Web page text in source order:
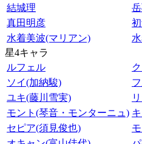
結城理
真田明彦
水着美波(マリアン)
星4キャラ
ルフェル
ソイ(加納駿)
ユキ(藤川雪実)
モント(琴音・モンターニュ)
セピア(須見俊也)